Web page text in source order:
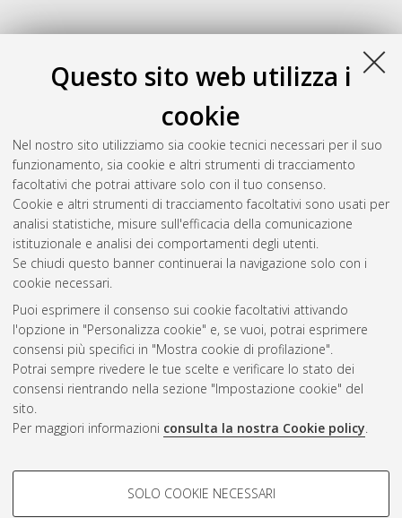
Questo sito web utilizza i
cookie
Nel nostro sito utilizziamo sia cookie tecnici necessari per il suo
funzionamento, sia cookie e altri strumenti di tracciamento
facoltativi che potrai attivare solo con il tuo consenso.
Cookie e altri strumenti di tracciamento facoltativi sono usati per
analisi statistiche, misure sull'efficacia della comunicazione
istituzionale e analisi dei comportamenti degli utenti.
Se chiudi questo banner continuerai la navigazione solo con i
cookie necessari.
Puoi esprimere il consenso sui cookie facoltativi attivando
l'opzione in "Personalizza cookie" e, se vuoi, potrai esprimere
consensi più specifici in "Mostra cookie di profilazione".
Potrai sempre rivedere le tue scelte e verificare lo stato dei
consensi rientrando nella sezione "Impostazione cookie" del
sito.
Per maggiori informazioni consulta la nostra Cookie policy.
COOKIE DI PROFILAZIONE -
SOLO COOKIE NECESSARI
2025
Donini, Eva(2025) Biochar and microorganisms: a synergy for
the sustainable treatment of contaminated waters and filters
[Dissertation thesis], Alma Mater Studiorum Università di
Bologna. Dottorato di ricerca inBiologia cellulare e
molecolare, 37 Ciclo.
Questa lista e' stata generata ilSat Aug 8 20:43:52 2026
Atom
Rss 1.0
Rss 2.0
ISSN: 2038-7946
Impostazioni Cookie
Informativa sulla privacy